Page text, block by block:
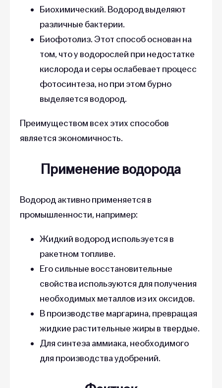
Биохимический. Водород выделяют
различные бактерии.
Биофотолиз. Этот способ основан на
том, что у водорослей при недостатке
кислорода и серы ослабевает процесс
фотосинтеза, но при этом бурно
выделяется водород.
Преимуществом всех этих способов
является экономичность.
Применение водорода
Водород активно применяется в
промышленности, например:
Жидкий водород используется в
ракетном топливе.
Его сильные восстановительные
свойства используются для получения
необходимых металлов из их оксидов.
В производстве маргарина, превращая
жидкие растительные жиры в твердые.
Для синтеза аммиака, необходимого
для производства удобрений.